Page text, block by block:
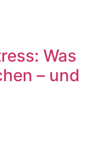
Was
– und